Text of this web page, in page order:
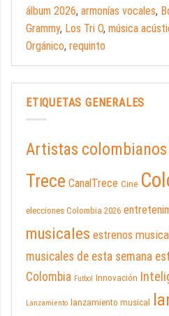
álbum 2026, armonías vocales,
Grammy, Los Tri O, música
Orgánico, requinto
ETIQUETAS GENERALES
Artistas colombianos
Trece CanalTrece Cine
elecciones Colombia 2026
musicales estrenos
musicales de esta semana
Colombia Futbol Innovación
Lanzamiento lanzamiento musical